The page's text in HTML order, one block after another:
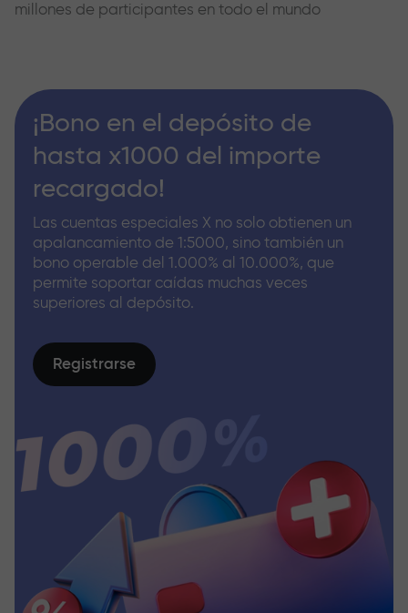
millones de participantes en todo el mundo
¡Bono en el depósito de
hasta x1000 del importe
recargado!
Las cuentas especiales X no solo obtienen un
apalancamiento de 1:5000, sino también un
bono operable del 1.000% al 10.000%, que
permite soportar caídas muchas veces
superiores al depósito.
Registrarse